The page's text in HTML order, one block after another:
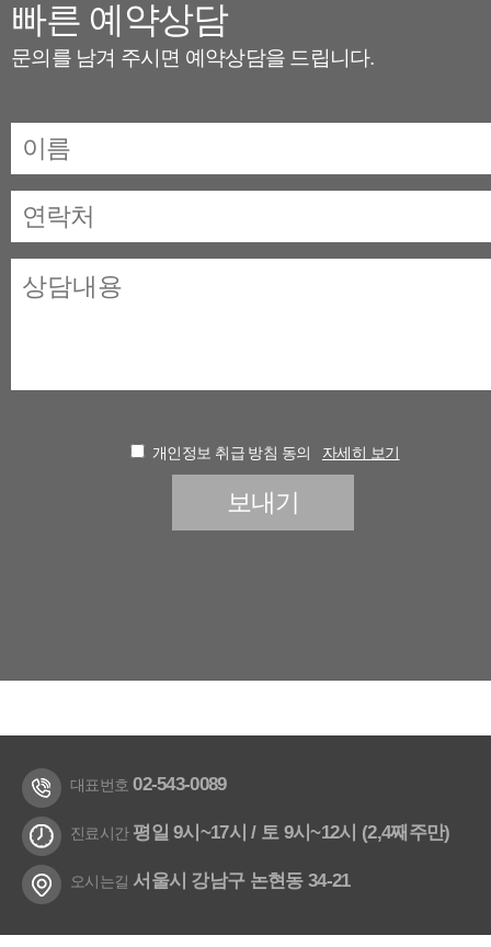
빠른 예약상담
문의를 남겨 주시면 예약상담을 드립니다.
개인정보 취급 방침 동의 자세히 보기
대표번호02-543-0089
진료시간 평일 9시~17시 / 토 9시~12시 (2,4째주만)
오시는길 서울시 강남구 논현동 34-21